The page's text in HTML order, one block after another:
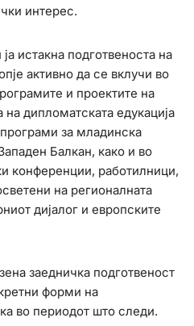
интерес.
истакна подготвеноста на
активно да се вклучи во
и проектите на
дипломатската едукација
за младинска
Балкан, како и во
конференции, работилници,
на регионалната
дијалог и европските
заедничка подготвеност
форми на
во периодот што следи.